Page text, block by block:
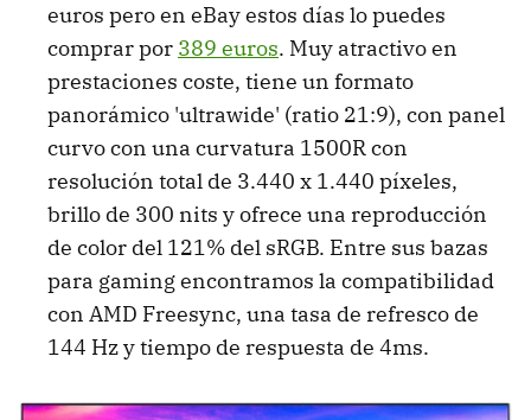
euros pero en eBay estos días lo puedes
comprar por 389 euros. Muy atractivo en
prestaciones coste, tiene un formato
panorámico 'ultrawide' (ratio 21:9), con panel
curvo con una curvatura 1500R con
resolución total de 3.440 x 1.440 píxeles,
brillo de 300 nits y ofrece una reproducción
de color del 121% del sRGB. Entre sus bazas
para gaming encontramos la compatibilidad
con AMD Freesync, una tasa de refresco de
144 Hz y tiempo de respuesta de 4ms.